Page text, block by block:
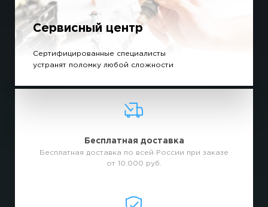
Сервисный центр
Сертифицированные специалисты
устранят поломку любой сложности
Бесплатная доставка
Бесплатная доставка по всей России при заказе
от 10.000 руб.